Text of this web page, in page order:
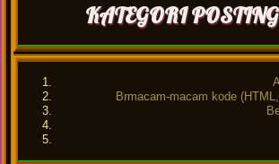
KATEGORI
Brmacam-macam kode